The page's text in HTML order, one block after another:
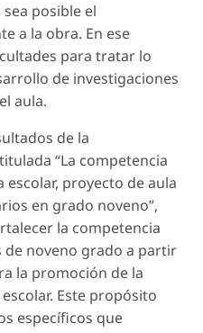
posible el
a la obra. En ese
para tratar lo
de investigaciones
aula.
de la
“La competencia
proyecto de aula
en grado noveno”,
la competencia
noveno grado a partir
la promoción de la
Este propósito
específicos que